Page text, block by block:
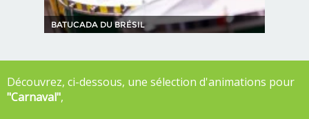
BATUCADA DU BRÉSIL
Découvrez, ci-dessous, une sélection d'animations pour
"Carnaval",